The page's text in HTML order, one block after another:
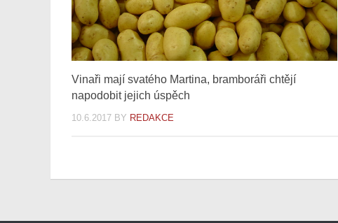
Vinaři mají svatého Martina, bramboráři chtějí
napodobit jejich úspěch
10.6.2017 BY REDAKCE